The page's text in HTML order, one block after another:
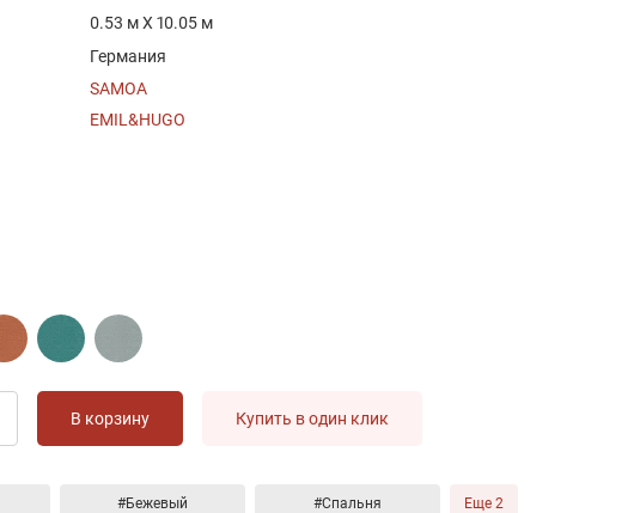
0.53 м X 10.05 м
Германия
SAMOA
EMIL&HUGO
В корзину Купить в один клик
#Бежевый #Спальня Еще 2